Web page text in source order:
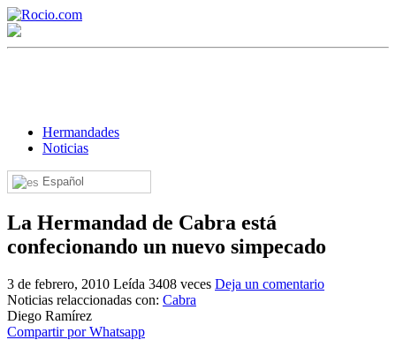
Hermandades
Noticias
Español
La Hermandad de Cabra está
confecionando un nuevo simpecado
3 de febrero, 2010 Leída 3408 veces Deja un comentario
Noticias relaccionadas con: Cabra
Diego Ramírez
Compartir por Whatsapp
¡Bienvenido! Soy el asistente virtual de rocio.com.
¿En qué puedo ayudarte?
Historia de la Virgen del Rocío
¿Cuándo es la romería del Rocío?